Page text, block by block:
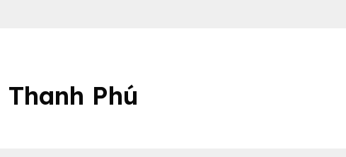
Thanh Phú